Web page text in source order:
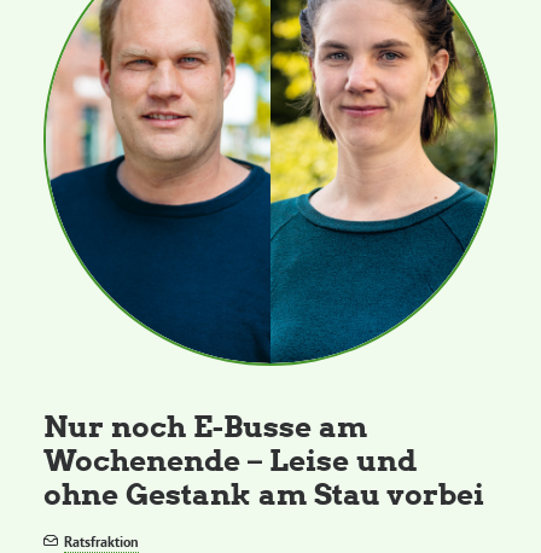
Nur noch E-Busse am
Wochenende – Leise und
ohne Gestank am Stau vorbei
Ratsfraktion